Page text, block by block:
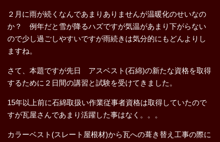
２月に雨が続くなんであまりありませんが温暖化のせいなの
か？ 例年だと雪が降るハズですが気温があまり下がらない
ので少し過ごしやすいですが雨続きは気分的にもどんよりし
ますね。
さて、本題ですが先日 アスベスト(石綿)の新たな資格を取得
するために２日間の講習と試験を受けてきました。
15年以上前に石綿取扱い作業従事者資格は取得していたので
すが瓦屋さんであまり活躍した事はなく。。。
カラーベスト(スレート屋根材)から瓦への葺き替え工事の際に